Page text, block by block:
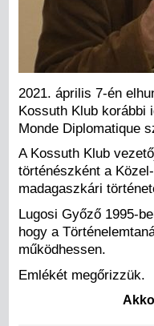
2021. április 7-én
Kossuth Klub korábbi
Monde Diplomatique
A Kossuth Klub
történészként a
madagaszkári
Lugosi Győző 1995-
hogy a
működhessen.
Emlékét megőrizzük.